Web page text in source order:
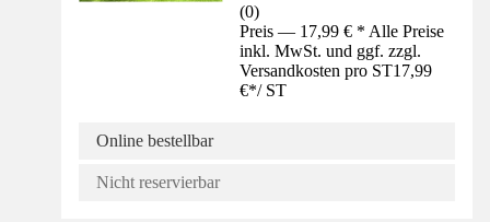
(0)
Preis — 17,99 € * Alle Preise
inkl. MwSt. und ggf. zzgl.
Versandkosten pro ST17,99
€*/ ST
Online bestellbar
Nicht reservierbar